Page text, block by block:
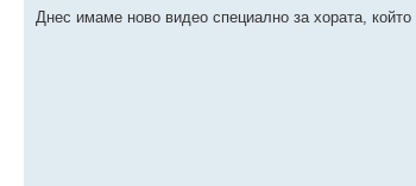
Днес имаме ново видео специално за хората,